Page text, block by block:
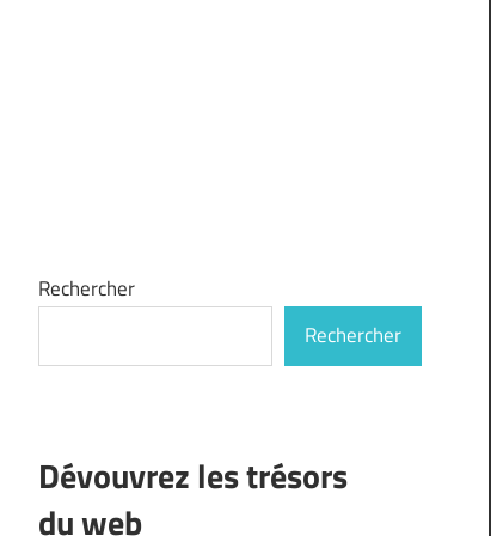
Rechercher
Rechercher
Dévouvrez les trésors
du web